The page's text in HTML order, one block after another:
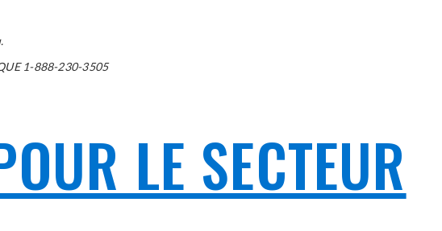
1-888-230-3505
LE SECTEUR